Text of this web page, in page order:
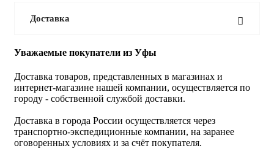
Доставка
Уважаемые покупатели из Уфы
Доставка товаров, представленных в магазинах и
интернет-магазине нашей компании, осуществляется по
городу - собственной службой доставки.
Доставка в города России осуществляется через
транспортно-экспедиционные компании, на заранее
оговоренных условиях и за счёт покупателя.